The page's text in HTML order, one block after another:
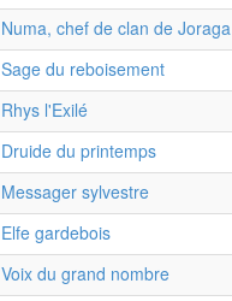
Numa, chef de clan de Joraga
Sage du reboisement
Rhys l'Exilé
Druide du printemps
Messager sylvestre
Elfe gardebois
Voix du grand nombre